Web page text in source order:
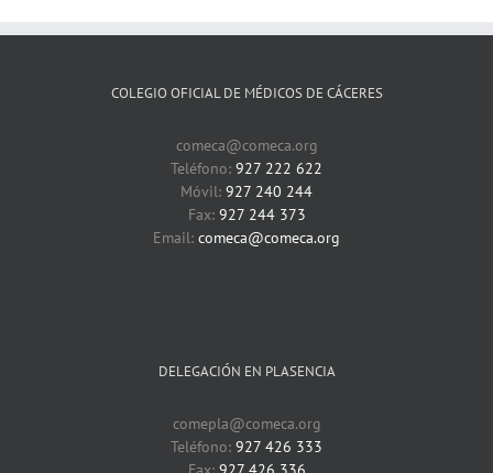
COLEGIO OFICIAL DE MÉDICOS DE CÁCERES
comeca@comeca.org
Teléfono: 927 222 622
Móvil: 927 240 244
Fax: 927 244 373
Email: comeca@comeca.org
DELEGACIÓN EN PLASENCIA
comepla@comeca.org
Teléfono: 927 426 333